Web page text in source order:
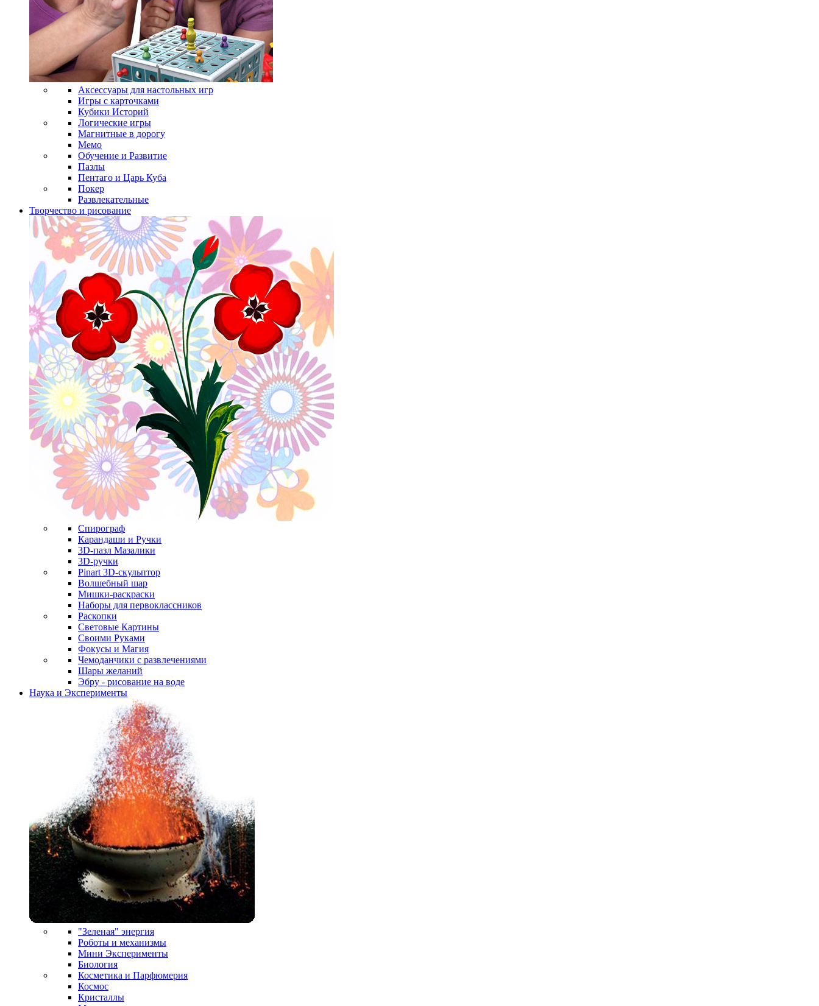
Аксессуары для настольных игр
Игры с карточками
Кубики Историй
Логические игры
Магнитные в дорогу
Мемо
Обучение и Развитие
Пазлы
Пентаго и Царь Куба
Покер
Развлекательные
Творчество и рисование
Спирограф
Карандаши и Ручки
3D-пазл Мазалики
3D-ручки
Pinart 3D-скульптор
Волшебный шар
Мишки-раскраски
Наборы для первоклассников
Раскопки
Световые Картины
Своими Руками
Фокусы и Магия
Чемоданчики с развлечениями
Шары желаний
Эбру - рисование на воде
Наука и Эксперименты
"Зеленая" энергия
Роботы и механизмы
Мини Эксперименты
Биология
Косметика и Парфюмерия
Космос
Кристаллы